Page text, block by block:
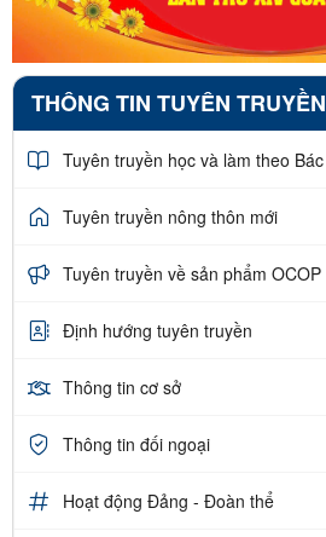
THÔNG TIN TUYÊN TRUYỀN
Tuyên truyền học và làm theo Bác
Tuyên truyền nông thôn mới
Tuyên truyền về sản phẩm OCOP
Định hướng tuyên truyền
Thông tin cơ sở
Thông tin đối ngoại
Hoạt động Đảng - Đoàn thể